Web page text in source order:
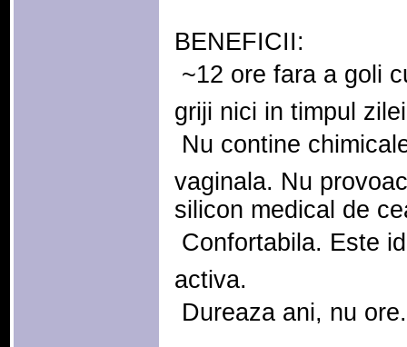
BENEFICII:
 ~12 ore fara a goli
griji nici in timpul
 Nu contine
vaginala. Nu
silicon medical de
 Confortabila. Este
activa.
 Dureaza ani, nu ore.